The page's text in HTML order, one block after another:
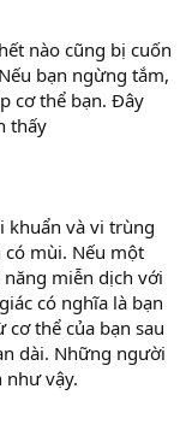
nào cũng bị cuốn
bạn ngừng tắm,
cơ thể bạn. Đây
thấy
khuẩn và vi trùng
có mùi. Nếu một
miễn dịch với
có nghĩa là bạn
thể của bạn sau
dài. Những người
như vậy.